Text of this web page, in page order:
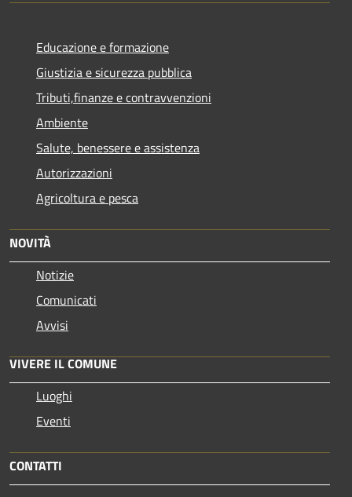
Educazione e formazione
Giustizia e sicurezza pubblica
Tributi,finanze e contravvenzioni
Ambiente
Salute, benessere e assistenza
Autorizzazioni
Agricoltura e pesca
NOVITÀ
Notizie
Comunicati
Avvisi
VIVERE IL COMUNE
Luoghi
Eventi
CONTATTI